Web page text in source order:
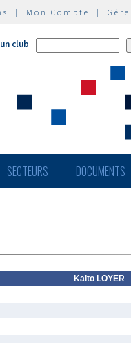
| Mon Compte |
club
SECTEURS DOCUMENTS
Kaito LOYER